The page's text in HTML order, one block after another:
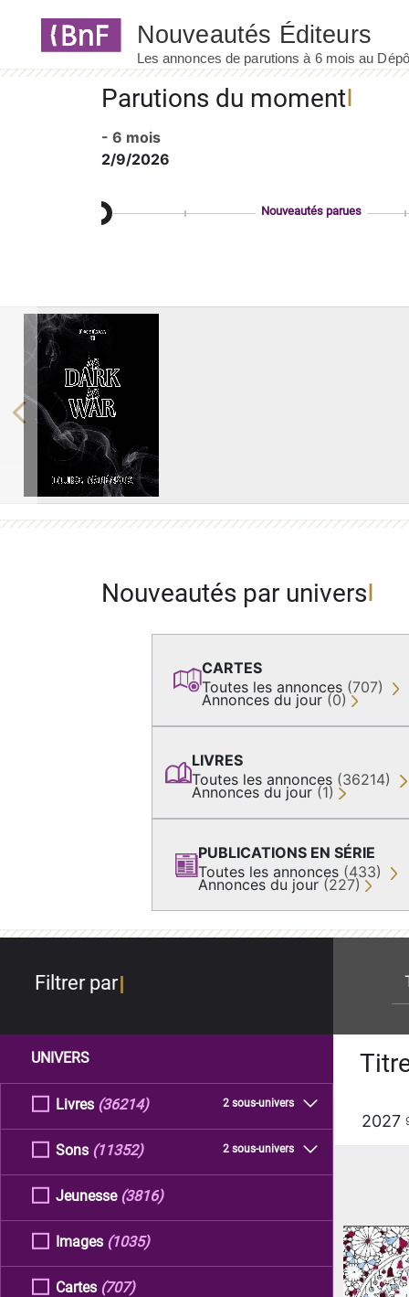
Parutions du moment
- 6 mois
2/9/2026
Nouveautés parues
Previous
Nouveautés par univers
CARTES
Toutes les annonces (707)
Annonces du jour (0)
LIVRES
Toutes les annonces (36214)
Annonces du jour (1)
PUBLICATIONS EN SÉRIE
Toutes les annonces (433)
Annonces du jour (227)
Filtrer par
UNIVERS
Livres 2 sous-univers
(36214)
Sons 2 sous-univers
(11352)
Jeunesse (3816)
Images (1035)
Cartes (707)
2027